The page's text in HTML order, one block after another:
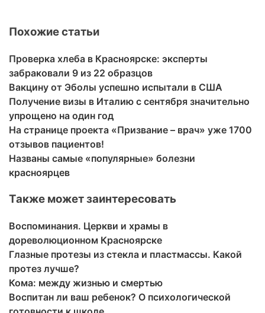
Похожие статьи
Проверка хлеба в Красноярске: эксперты
забраковали 9 из 22 образцов
Вакцину от Эболы успешно испытали в США
Получение визы в Италию с сентября значительно
упрощено на один год
На странице проекта «Призвание – врач» уже 1700
отзывов пациентов!
Названы самые «популярные» болезни
красноярцев
Также может заинтересовать
Воспоминания. Церкви и храмы в
дореволюционном Красноярске
Глазные протезы из стекла и пластмассы. Какой
протез лучше?
Кома: между жизнью и смертью
Воспитан ли ваш ребенок? О психологической